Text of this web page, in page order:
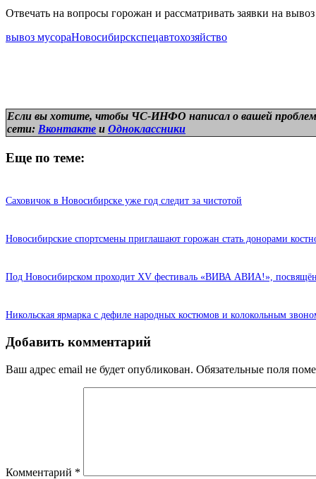
Отвечать на вопросы горожан и рассматривать заявки на
вывоз мусораНовосибирскспецавтохозяйство
Если вы хотите, чтобы ЧС-ИНФО написал о вашей
сети: Вконтакте и Одноклассники
Еще по теме:
Саховичок в Новосибирске уже год следит за чистотой
Новосибирские спортсмены приглашают горожан стать донорами
Под Новосибирском проходит XV фестиваль «ВИВА АВИА!»,
Никольская ярмарка с дефиле народных костюмов и колокольным
Добавить комментарий
Ваш адрес email не будет опубликован. Обязательные поля
Комментарий *